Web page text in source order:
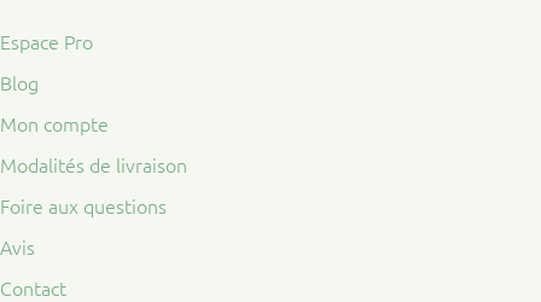
Espace Pro
Blog
Mon compte
Modalités de livraison
Foire aux questions
Avis
Contact